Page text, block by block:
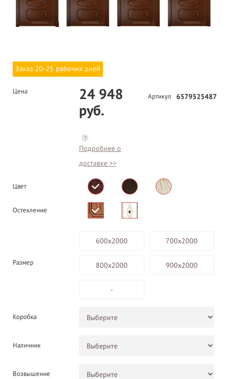
Заказ 20-25 рабочих дней
Цена
24 948
руб.
?
Подробнее о
доставке >>
Артикул 6579525487
Цвет
Остекление
Размер
600х2000 700х2000
800х2000 900х2000
-
Коробка
Наличник
Возвышение